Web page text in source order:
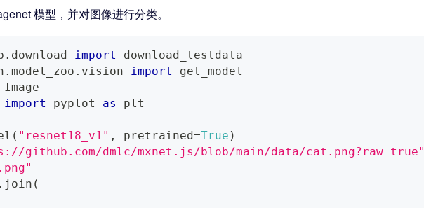
模型，并对图像进行分类。
. download import
download_testdata
. model_zoo . vision import
get_model
Image
import pyplot as plt
( "resnet18_v1" , pretrained=True )
github.com/dmlc/mxnet.js/blob/main/data/cat.png?raw=true"
. join (